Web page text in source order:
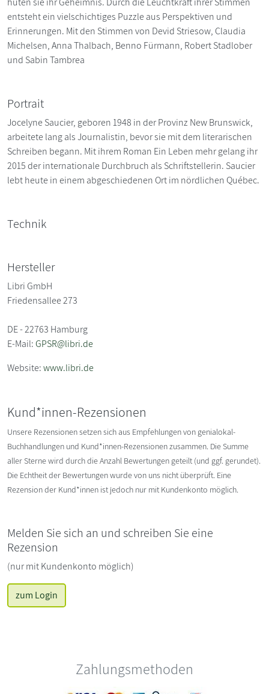
entsteht ein vielschichtiges Puzzle aus Perspektiven und
Erinnerungen. Mit den Stimmen von Devid Striesow, Claudia
Michelsen, Anna Thalbach, Benno Fürmann, Robert Stadlober
und Sabin Tambrea
Portrait
Jocelyne Saucier, geboren 1948 in der Provinz New Brunswick,
arbeitete lang als Journalistin, bevor sie mit dem literarischen
Schreiben begann. Mit ihrem Roman Ein Leben mehr gelang ihr
2015 der internationale Durchbruch als Schriftstellerin. Saucier
lebt heute in einem abgeschiedenen Ort im nördlichen Québec.
Technik
Hersteller
Libri GmbH
Friedensallee 273
DE - 22763 Hamburg
E-Mail:GPSR@libri.de
Website:www.libri.de
Kund*innen-Rezensionen
Unsere Rezensionen setzen sich aus Empfehlungen von genialokal-
Buchhandlungen und Kund*innen-Rezensionen zusammen. Die Summe
aller Sterne wird durch die Anzahl Bewertungen geteilt (und ggf. gerundet).
Die Echtheit der Bewertungen wurde von uns nicht überprüft. Eine
Rezension der Kund*innen ist jedoch nur mit Kundenkonto möglich.
Melden Sie sich an und schreiben Sie eine
Rezension
(nur mit Kundenkonto möglich)
zum Login
Zahlungsmethoden